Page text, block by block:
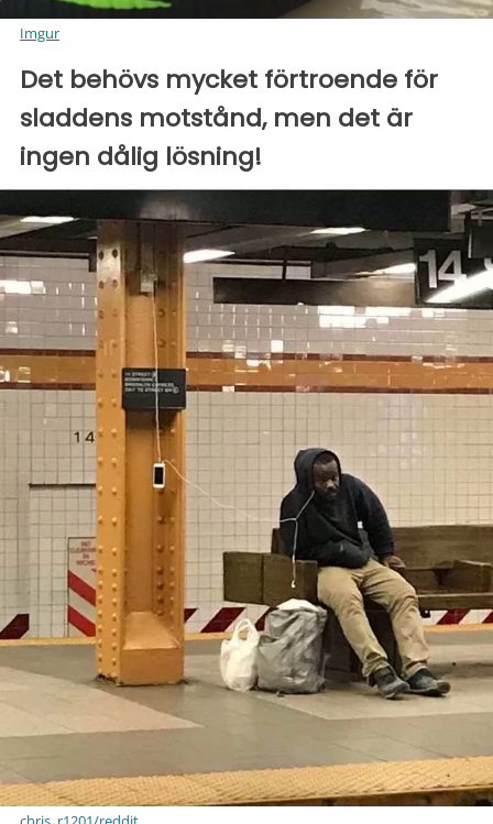
Imgur
Det behövs mycket förtroende för
sladdens motstånd, men det är
ingen dålig lösning!